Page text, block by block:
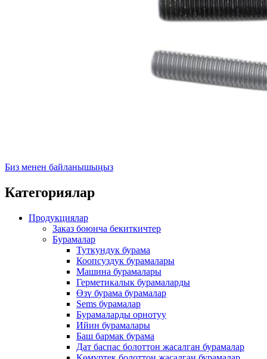
Биз менен байланышыңыз
Категориялар
Продукциялар
Заказ боюнча бекиткичтер
Бурамалар
Туткундук бурама
Коопсуздук бурамалары
Машина бурамалары
Герметикалык бурамаларды
Өзү бурама бурамалар
Sems бурамалар
Бурамаларды орнотуу
Ийин бурамалары
Баш бармак бурама
Дат баспас болоттон жасалган бурамалар